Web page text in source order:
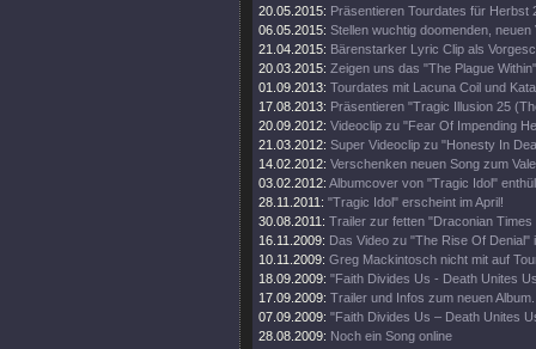
20.05.2015: Präsentieren Tourdates für Herbst
06.05.2015: Stellen wuchtig doomenden, neuen
21.04.2015: Bärenstarker Lyric Clip als
20.03.2015: Zeigen uns das "The Plague
01.09.2013: Tourdates mit Lacuna Coil und
17.08.2013: Präsentieren "Tragic Illusion 25
20.09.2012: Videoclip zu "Fear Of Impending
21.03.2012: Super Videoclip zu "Honesty In
14.02.2012: Verschenken neuen Song zum
03.02.2012: Albumcover von "Tragic Idol"
28.11.2011: "Tragic Idol" erscheint im April!
30.08.2011: Trailer zur fetten "Draconian Times
16.11.2009: Das Video zu "The Rise Of Denial"
10.11.2009: Greg Mackintosch nicht mit auf
18.09.2009: "Faith Divides Us - Death Unites
17.09.2009: Trailer und Infos zum neuen Album.
07.09.2009: "Faith Divides Us – Death Unites
28.08.2009: Noch ein Song online